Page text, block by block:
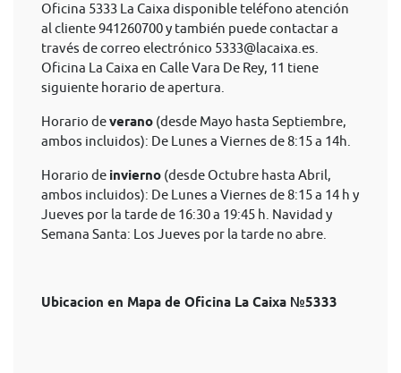
Oficina 5333 La Caixa disponible teléfono atención
al cliente 941260700 y también puede contactar a
través de correo electrónico 5333@lacaixa.es
Oficina La Caixa en Calle Vara De Rey, 11 tiene
siguiente horario de apertura.
Horario deverano (desde Mayo hasta Septiembre,
ambos incluidos): De Lunes a Viernes de 8:15 a 14h.
Horario de invierno (desde Octubre hasta Abril,
ambos incluidos): De Lunes a Viernes de 8:15 a 14 h y
Jueves por la tarde de 16:30 a 19:45 h. Navidad y
Semana Santa: Los Jueves por la tarde no abre.
Ubicacion en Mapa de Oficina La Caixa №5333